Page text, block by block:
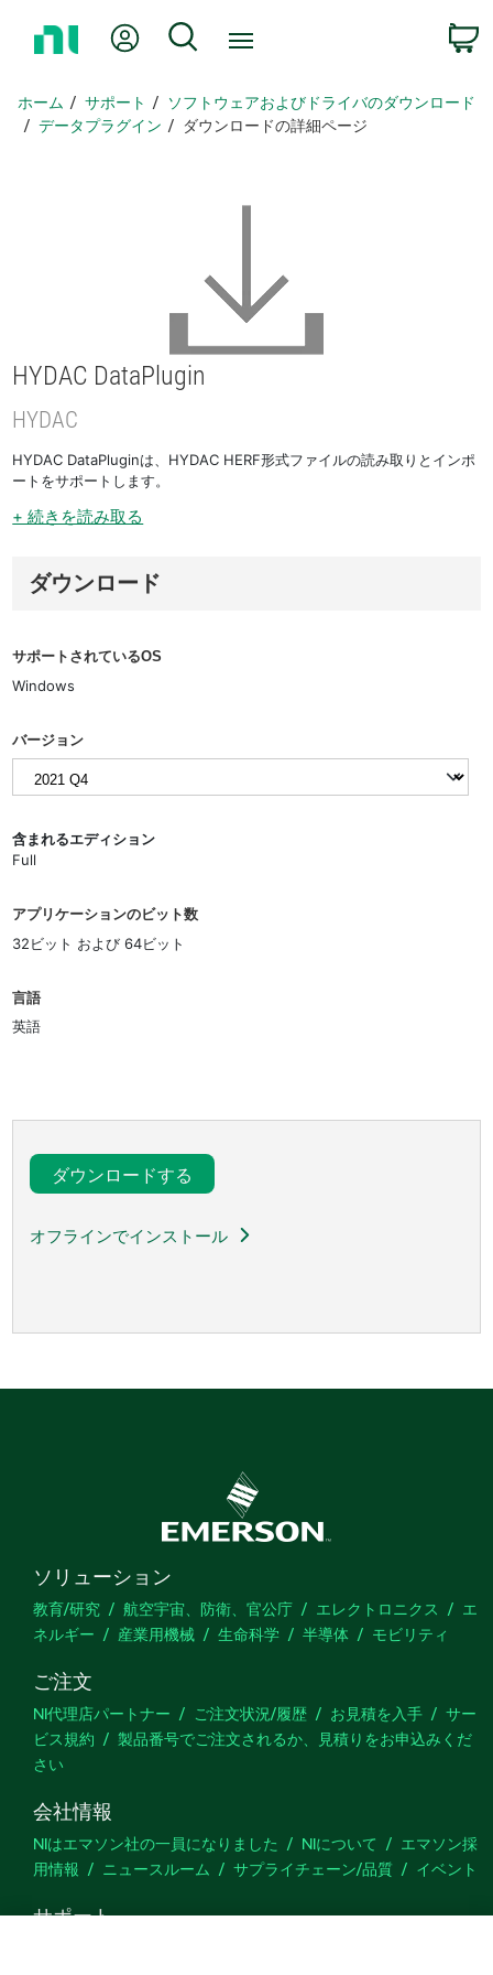
ペ
ー
Myアカウント
検索
ホーム サポート
ソフトウェアおよびドライバのダウンロード
データプラグイン
ダウンロードの詳細ページ
HYDAC DataPlugin
HYDAC
HYDAC DataPluginは、HYDAC HERF形式ファイルの読み取りとインポ
ートをサポートします。
+ 続きを読み取る
ダウンロード
サポートされているOS
Windows
バージョン
含まれるエディション
Full
アプリケーションのビット数
32ビット および 64ビット
言語
英語
ダウンロードする
オフラインでインストール
ソリューション
教育/研究 航空宇宙、防衛、官公庁 エレクトロニクス
エ
ネルギー
産業用機械 生命科学 半導体 モビリティ
ご注文
NI代理店パートナー ご注文状況/履歴 お見積を入手
サー
ビス規約
製品番号でご注文されるか、見積りをお申込みくだ
さい
会社情報
NIはエマソン社の一員になりました NIについて
エマソン採
用情報
ニュースルーム サプライチェーン/品質 イベント
サポート